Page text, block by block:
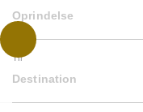
Oprindelse
Til
Destination